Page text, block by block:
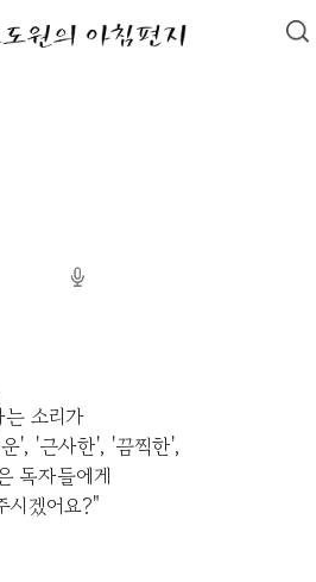
소리가
', '근사한', '끔찍한',
독자들에게
시겠어요?"